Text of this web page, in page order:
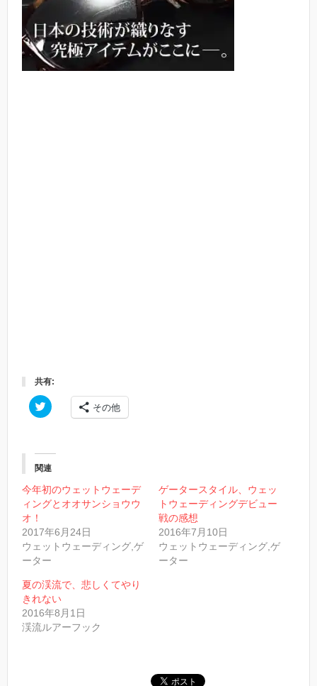
共有:
ク
リ
て
w
t
t
e
共
有
(
新
い
ウ
ィ
ン
ド
ウ
で
その他
関連
今年初のウェットウェーデ
ィングとオオサンショウウ
オ！
2017年6月24日
ウェットウェーディング,ゲ
ーター
ゲータースタイル、ウェッ
トウェーディングデビュー
戦の感想
2016年7月10日
ウェットウェーディング,ゲ
ーター
夏の渓流で、悲しくてやり
きれない
2016年8月1日
渓流ルアーフック